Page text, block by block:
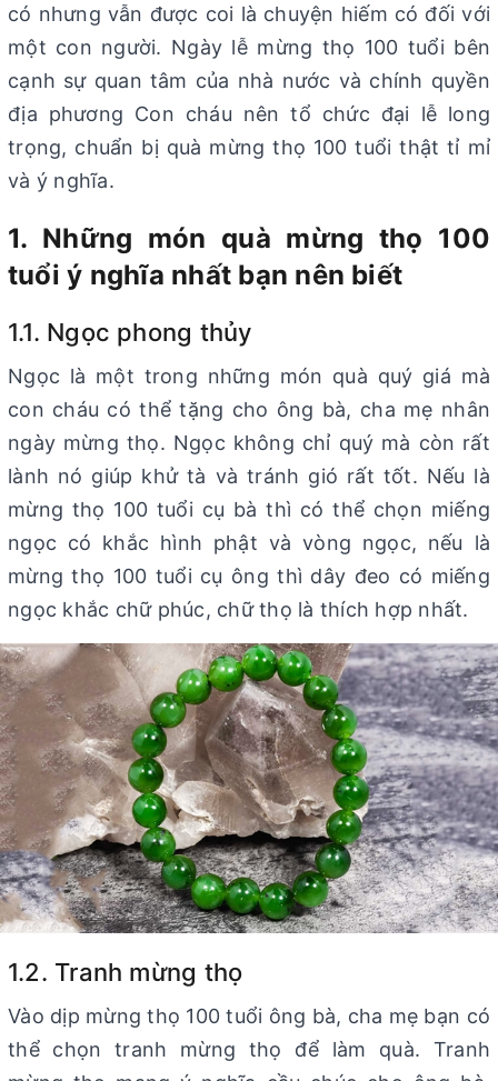
có nhưng vẫn được coi là chuyện hiếm có đối với
một con người. Ngày lễ mừng thọ 100 tuổi bên
cạnh sự quan tâm của nhà nước và chính quyền
địa phương Con cháu nên tổ chức đại lễ long
trọng, chuẩn bị quà mừng thọ 100 tuổi thật tỉ mỉ
và ý nghĩa.
1. Những món quà mừng thọ 100
tuổi ý nghĩa nhất bạn nên biết
1.1. Ngọc phong thủy
Ngọc là một trong những món quà quý giá mà
con cháu có thể tặng cho ông bà, cha mẹ nhân
ngày mừng thọ. Ngọc không chỉ quý mà còn rất
lành nó giúp khử tà và tránh gió rất tốt. Nếu là
mừng thọ 100 tuổi cụ bà thì có thể chọn miếng
ngọc có khắc hình phật và vòng ngọc, nếu là
mừng thọ 100 tuổi cụ ông thì dây đeo có miếng
ngọc khắc chữ phúc, chữ thọ là thích hợp nhất.
1.2. Tranh mừng thọ
Vào dịp mừng thọ 100 tuổi ông bà, cha mẹ bạn có
thể chọn tranh mừng thọ để làm quà. Tranh